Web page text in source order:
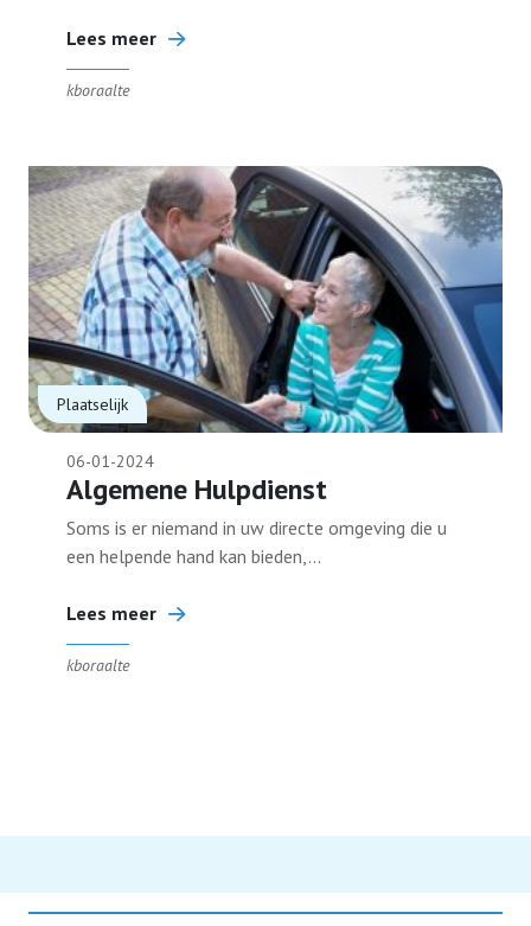
Lid worden
Lees meer
kboraalte
Plaatselijk
06-01-2024
Algemene Hulpdienst
Soms is er niemand in uw directe omgeving die u
een helpende hand kan bieden,...
Lees meer
kboraalte